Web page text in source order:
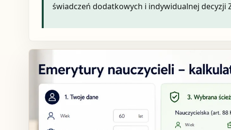
świadczeń dodatkowych i indywidualnej decyzji